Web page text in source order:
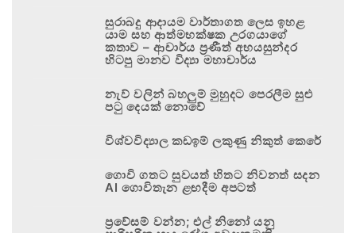
සුරාබදු ආදායම වාර්තාගත ලෙස ඉහළ
යාම සහ ආත්මභක්ෂක උරගයාගේ
කතාව – ආචාර්ය ප්‍රණීත් අභයසුන්දර
හිටපු මානව විද්‍යා මහාචාර්ය
නැව් වලින් බහලුම් මුහුදට පෙරලීම සුළු
පටු දෙයක් නොවේ
විශ්වවිද්‍යාල කඩඉම් ලකුණු නිකුත් කෙරේ
ගොවි ගතට සුවයත් හිතට නිවනත් සදන
AI ගොවිතැන ළඟදීම අපටත්
ප්‍රවේසම් වන්න; එල් නිනෝ යනු